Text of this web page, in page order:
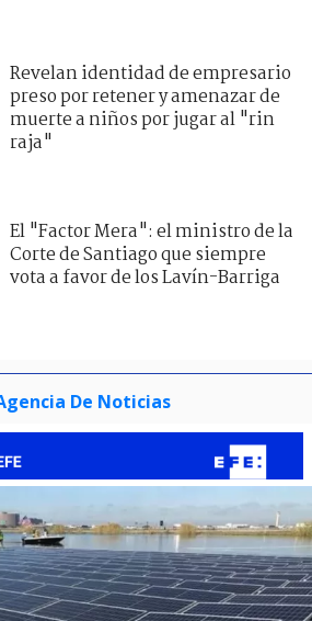
Revelan identidad de empresario
preso por retener y amenazar de
muerte a niños por jugar al "rin
raja"
El "Factor Mera": el ministro de la
Corte de Santiago que siempre
vota a favor de los Lavín-Barriga
De Noticias